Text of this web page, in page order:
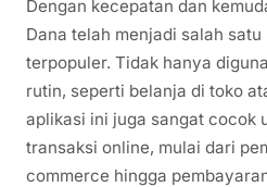
Dengan kecepatan dan
Dana telah menjadi salah
terpopuler. Tidak hanya
rutin, seperti belanja di toko
aplikasi ini juga sangat cocok
transaksi online, mulai dari
commerce hingga